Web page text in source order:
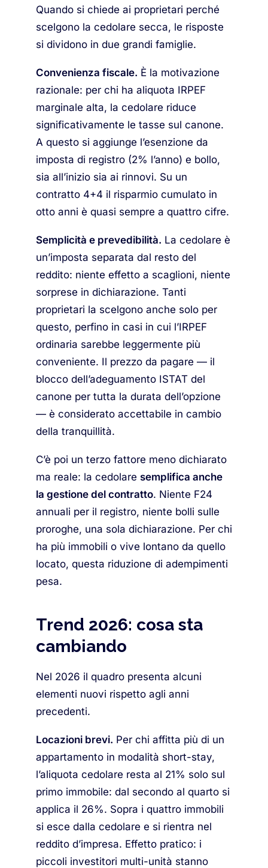
Quando si chiede ai proprietari perché
scelgono la cedolare secca, le risposte
si dividono in due grandi famiglie.
Convenienza fiscale. È la motivazione
razionale: per chi ha aliquota IRPEF
marginale alta, la cedolare riduce
significativamente le tasse sul canone.
A questo si aggiunge l’esenzione da
imposta di registro (2% l’anno) e bollo,
sia all’inizio sia ai rinnovi. Su un
contratto 4+4 il risparmio cumulato in
otto anni è quasi sempre a quattro cifre.
Semplicità e prevedibilità. La cedolare è
un’imposta separata dal resto del
reddito: niente effetto a scaglioni, niente
sorprese in dichiarazione. Tanti
proprietari la scelgono anche solo per
questo, perfino in casi in cui l’IRPEF
ordinaria sarebbe leggermente più
conveniente. Il prezzo da pagare — il
blocco dell’adeguamento ISTAT del
canone per tutta la durata dell’opzione
— è considerato accettabile in cambio
della tranquillità.
C’è poi un terzo fattore meno dichiarato
ma reale: la cedolare semplifica anche
la gestione del contratto. Niente F24
annuali per il registro, niente bolli sulle
proroghe, una sola dichiarazione. Per chi
ha più immobili o vive lontano da quello
locato, questa riduzione di adempimenti
pesa.
Trend 2026: cosa sta
cambiando
Nel 2026 il quadro presenta alcuni
elementi nuovi rispetto agli anni
precedenti.
Locazioni brevi. Per chi affitta più di un
appartamento in modalità short-stay,
l’aliquota cedolare resta al 21% solo sul
primo immobile: dal secondo al quarto si
applica il 26%. Sopra i quattro immobili
si esce dalla cedolare e si rientra nel
reddito d’impresa. Effetto pratico: i
piccoli investitori multi-unità stanno